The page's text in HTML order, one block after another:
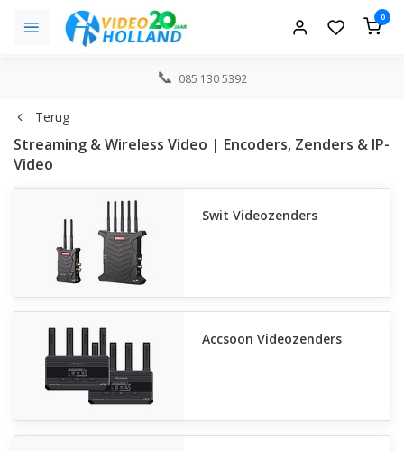
0
085 130 5392
Terug
Streaming & Wireless Video | Encoders, Zenders & IP-
Video
Swit Videozenders
Accsoon Videozenders